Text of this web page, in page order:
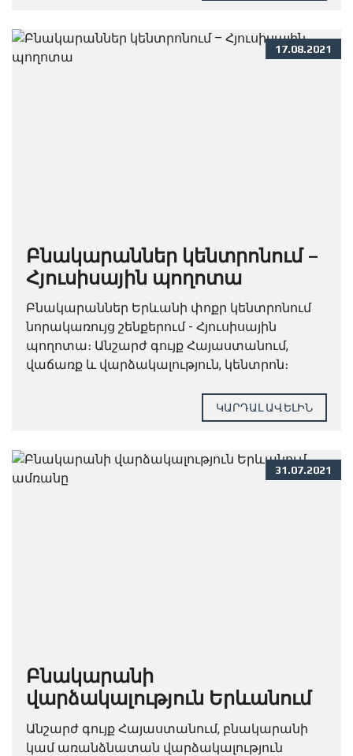
Եկմալյան, Բյուզանդի...
17.08.2021
Բնակարաններ կենտրոնում –
Հյուսիսային պողոտա
Բնակարաններ Երևանի փոքր կենտրոնում
նորակառույց շենքերում - Հյուսիսային
պողոտա։ Անշարժ գույք Հայաստանում,
վաճառք և վարձակալություն, կենտրոն։
ԿԱՐԴԱԼ ԱՎԵԼԻՆ
31.07.2021
Բնակարանի
վարձակալություն Երևանում
ամռանը
Անշարժ գույք Հայաստանում, բնակարանի
կամ առանձնատան վարձակալություն